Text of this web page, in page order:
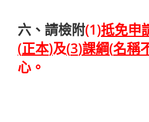
六、請檢附(1)抵免申
(正本)及(3)課綱(名稱
心。